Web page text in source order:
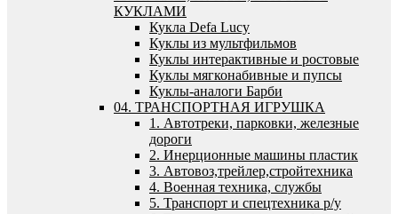
КУКЛАМИ
Кукла Defa Lucy
Куклы из мультфильмов
Куклы интерактивные и ростовые
Куклы мягконабивные и пупсы
Куклы-аналоги Барби
04. ТРАНСПОРТНАЯ ИГРУШКА
1. Автотреки, парковки, железные
дороги
2. Инерционные машины пластик
3. Автовоз,трейлер,стройтехника
4. Военная техника, службы
5. Транспорт и спецтехника р/у